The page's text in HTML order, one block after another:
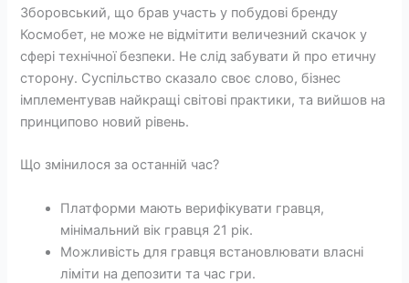
Зборовський, що брав участь у побудові бренду
Космобет, не може не відмітити величезний скачок у
сфері технічної безпеки. Не слід забувати й про етичну
сторону. Суспільство сказало своє слово, бізнес
імплементував найкращі світові практики, та вийшов на
принципово новий рівень.
Що змінилося за останній час?
Платформи мають верифікувати гравця,
мінімальний вік гравця 21 рік.
Можливість для гравця встановлювати власні
ліміти на депозити та час гри.